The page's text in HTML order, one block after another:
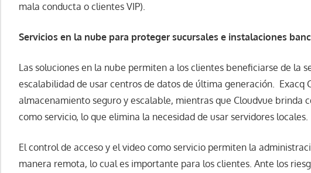
mala conducta o clientes VIP).
Servicios en la nube para proteger sucursales e instalaciones
Las soluciones en la nube permiten a los clientes beneficiarse de la
escalabilidad de usar centros de datos de última generación. Exacq
almacenamiento seguro y escalable, mientras que Cloudvue brinda
como servicio, lo que elimina la necesidad de usar servidores locales.
El control de acceso y el video como servicio permiten la
manera remota, lo cual es importante para los clientes. Ante los